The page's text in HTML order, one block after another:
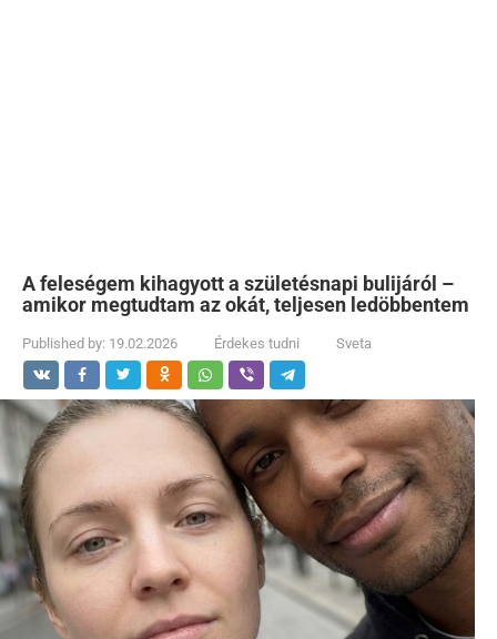
A feleségem kihagyott a születésnapi bulijáról –
amikor megtudtam az okát, teljesen ledöbbentem
Published by: 19.02.2026 Érdekes tudni Sveta